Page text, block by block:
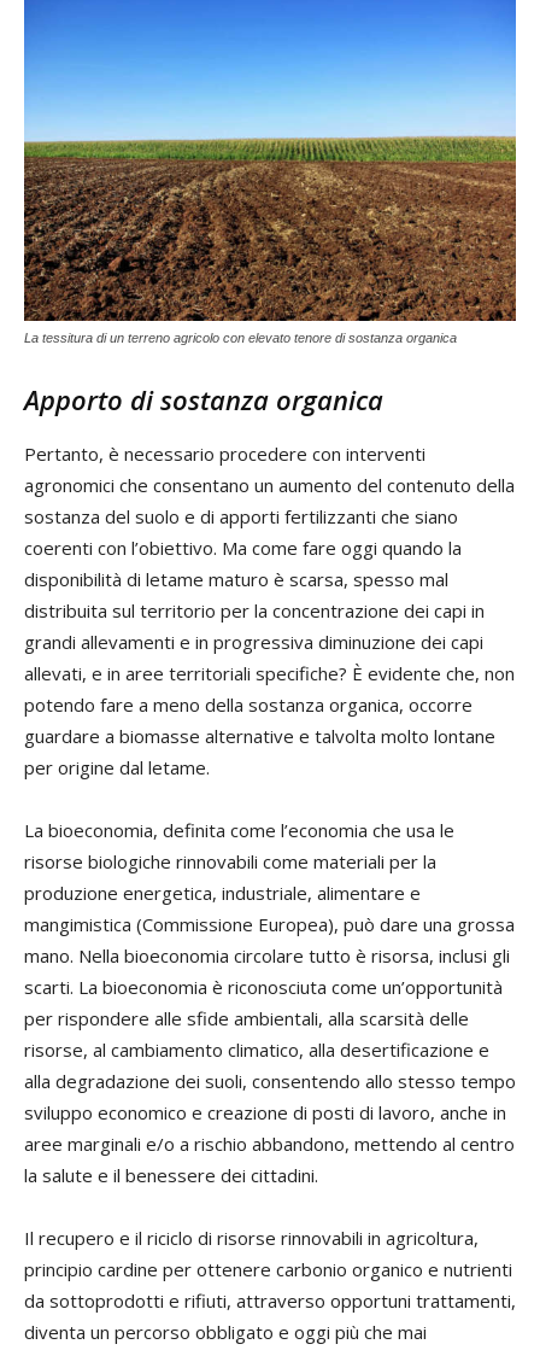
La tessitura di un terreno agricolo con elevato tenore di sostanza organica
Apporto di sostanza organica
Pertanto, è necessario procedere con interventi
agronomici che consentano un aumento del contenuto della
sostanza del suolo e di apporti fertilizzanti che siano
coerenti con l’obiettivo. Ma come fare oggi quando la
disponibilità di letame maturo è scarsa, spesso mal
distribuita sul territorio per la concentrazione dei capi in
grandi allevamenti e in progressiva diminuzione dei capi
allevati, e in aree territoriali specifiche? È evidente che, non
potendo fare a meno della sostanza organica, occorre
guardare a biomasse alternative e talvolta molto lontane
per origine dal letame.
La bioeconomia, definita come l’economia che usa le
risorse biologiche rinnovabili come materiali per la
produzione energetica, industriale, alimentare e
mangimistica (Commissione Europea), può dare una grossa
mano. Nella bioeconomia circolare tutto è risorsa, inclusi gli
scarti. La bioeconomia è riconosciuta come un’opportunità
per rispondere alle sfide ambientali, alla scarsità delle
risorse, al cambiamento climatico, alla desertificazione e
alla degradazione dei suoli, consentendo allo stesso tempo
sviluppo economico e creazione di posti di lavoro, anche in
aree marginali e/o a rischio abbandono, mettendo al centro
la salute e il benessere dei cittadini.
Il recupero e il riciclo di risorse rinnovabili in agricoltura,
principio cardine per ottenere carbonio organico e nutrienti
da sottoprodotti e rifiuti, attraverso opportuni trattamenti,
diventa un percorso obbligato e oggi più che mai